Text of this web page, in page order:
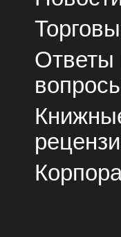
Ответы